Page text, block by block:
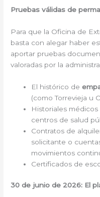
Pruebas válidas de
Para que la Oficina de
basta con alegar haber
aportar pruebas
valoradas por la
El histórico de
(como Torrevieja u
Historiales
centros de salud
Contratos de
solicitante o
movimientos
Certificados de
30 de junio de 2026: El